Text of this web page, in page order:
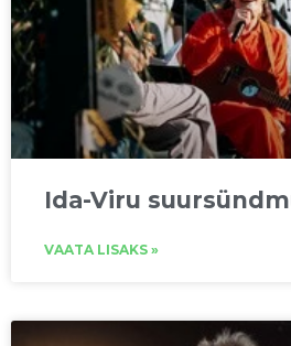
Ida-Viru
VAATA LISAKS »